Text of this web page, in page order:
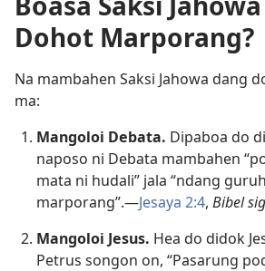
Dohot Marporang?
Na mambahen Saksi Jahowa dang
ma:
Mangoloi Debata. Dipaboa do
naposo ni Debata mambahen
mata ni hudali” jala “ndang
marporang”.—Jesaya 2:4, Bibel
Mangoloi Jesus. Hea do didok
Petrus songon on, “Pasarung